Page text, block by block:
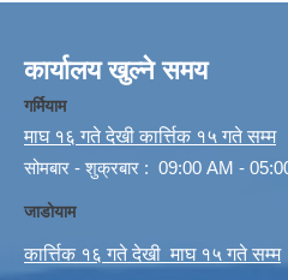
कार्यालय खुल्ने समय
गर्मियाम
माघ १६ गते देखी कार्त्तिक १५ गते सम्म
सोमबार - शुक्रबार : 09:00 AM -
जाडोयाम
कार्त्तिक १६ गते देखी माघ १५ गते सम्म